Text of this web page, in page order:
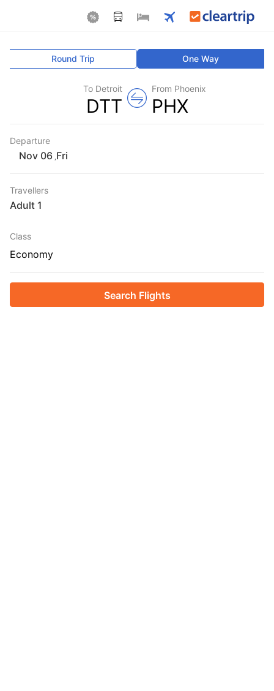
One Way
Round Trip
From Phoenix
PHX
To Detroit
DTT
Departure
Fri
Travellers
1 Adult
Class
Economy